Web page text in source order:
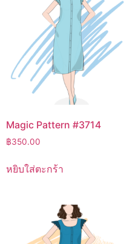
Magic Pattern #3714
฿350.00
หยิบใส่ตะกร้า